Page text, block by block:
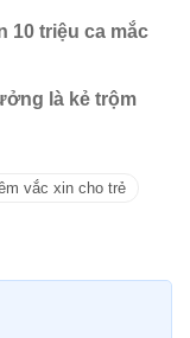
10 triệu ca mắc
là kẻ trộm
vắc xin cho trẻ